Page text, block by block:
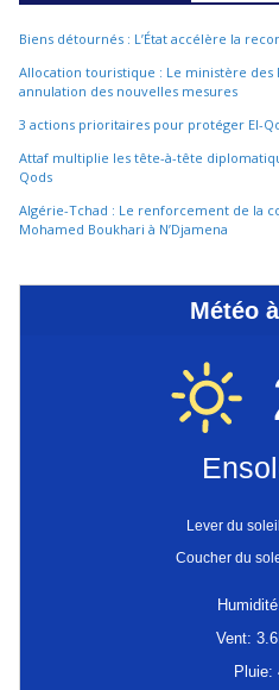
Biens détournés : L’État accélère la
Allocation touristique : Le ministère
annulation des nouvelles mesures
3 actions prioritaires pour protéger El-
Attaf multiplie les tête-à-tête
Qods
Algérie-Tchad : Le renforcement de la
Mohamed Boukhari à N’Djamena
Météo
Lever du
Coucher du
Vent:
Pluie: